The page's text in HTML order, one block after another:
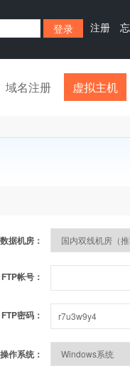
注册
域名注册 虚拟主机
据机房：
FTP帐号：
FTP密码：
操作系统：